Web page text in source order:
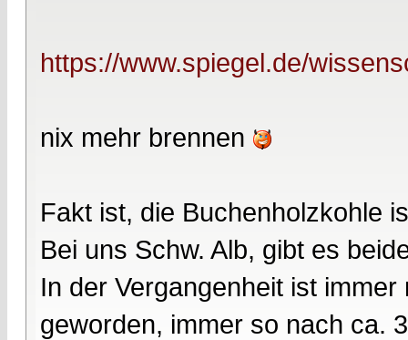
https://www.spiegel.de/
nix mehr brennen
Fakt ist, die Buchenholzkohle
Bei uns Schw. Alb, gibt es
In der Vergangenheit ist
geworden, immer so nach ca.